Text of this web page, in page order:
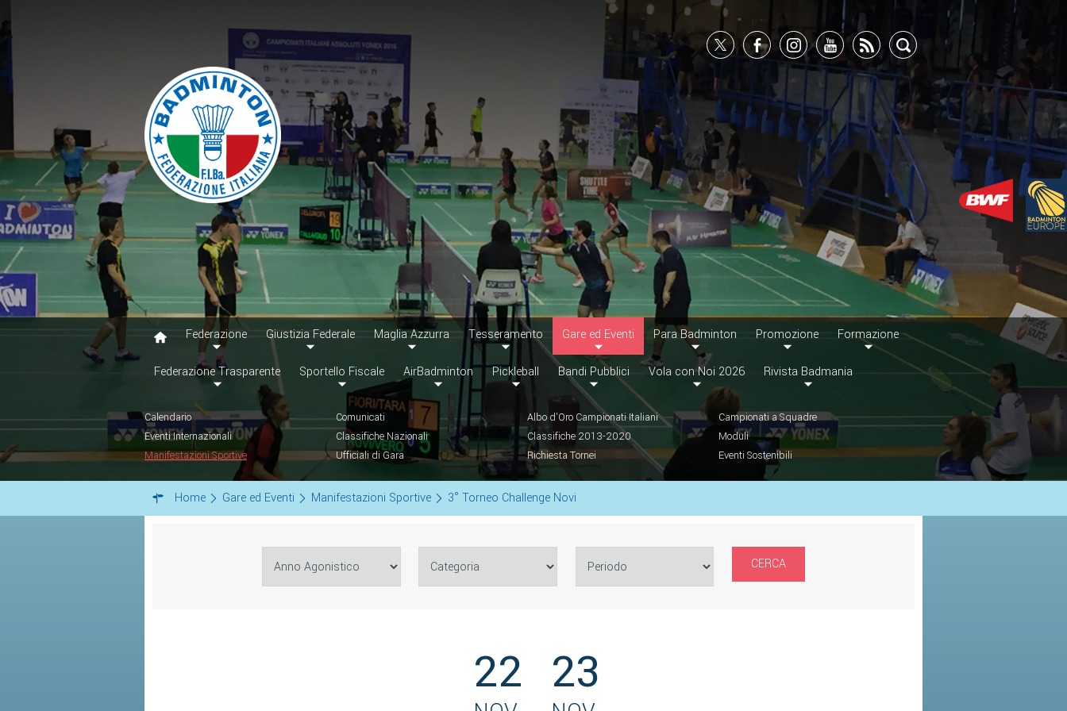
Federazione Giustizia Federale Maglia Azzurra Tesseramento Gare ed Eventi Para Badminton Promozione Formazione
Federazione Trasparente Sportello Fiscale AirBadminton Pickleball Bandi Pubblici Vola con Noi 2026 Rivista Badmania
Calendario Comunicati Albo d'Oro Campionati Italiani
Campionati a Squadre
Eventi Internazionali
Classifiche Nazionali Classifiche 2013-2020
Moduli
Manifestazioni Sportive
Ufficiali di Gara Richiesta Tornei Eventi Sostenibili
Home Gare ed Eventi Manifestazioni Sportive 3° Torneo Challenge Novi
CERCA
22 23